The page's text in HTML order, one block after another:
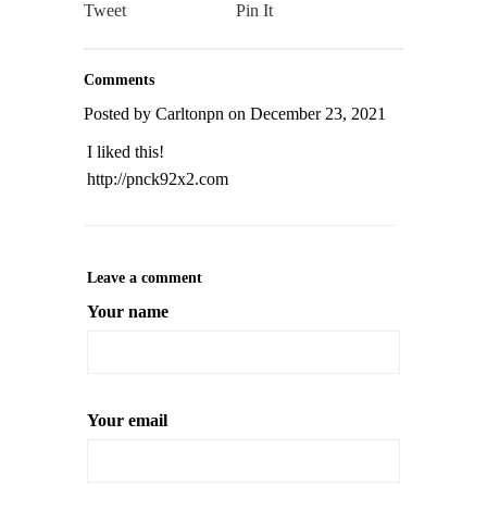
Tweet Pin It
Comments
Posted by Carltonpn on December 23, 2021
I liked this!
http://pnck92x2.com
Leave a comment
Your name
Your email